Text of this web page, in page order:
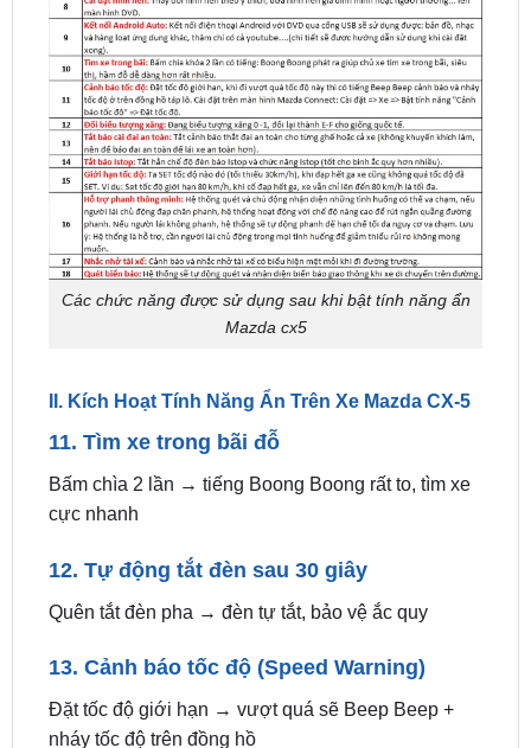
Các chức năng được sử dụng sau khi bật tính năng ẩn
Mazda cx5
II. Kích Hoạt Tính Năng Ẩn Trên Xe Mazda CX-5
cực nhanh
12. Tự động tắt đèn sau 30 giây
13. Cảnh báo tốc độ (Speed Warning)
nháy tốc độ trên đồng hồ
14. Đổi biểu tượng nhiên liệu 0-1 → E-F